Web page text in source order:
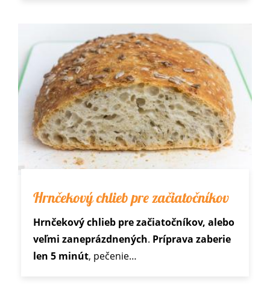
Hrnčekový chlieb pre začiatočníkov
Hrnčekový chlieb pre začiatočníkov, alebo
veľmi zaneprázdnených. Príprava zaberie
len 5 minút, pečenie…